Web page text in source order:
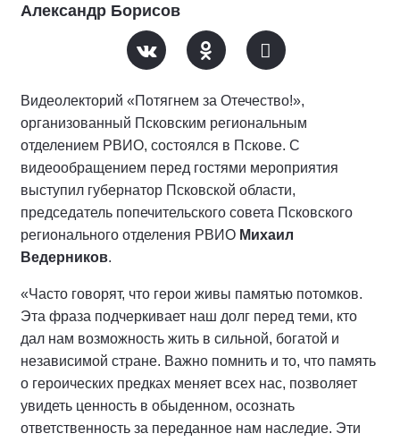
Александр Борисов
Видеолекторий «Потягнем за Отечество!»,
организованный Псковским региональным
отделением РВИО, состоялся в Пскове. С
видеообращением перед гостями мероприятия
выступил губернатор Псковской области,
председатель попечительского совета Псковского
регионального отделения РВИО Михаил
Ведерников.
«Часто говорят, что герои живы памятью потомков.
Эта фраза подчеркивает наш долг перед теми, кто
дал нам возможность жить в сильной, богатой и
независимой стране. Важно помнить и то, что память
о героических предках меняет всех нас, позволяет
увидеть ценность в обыденном, осознать
ответственность за переданное нам наследие. Эти